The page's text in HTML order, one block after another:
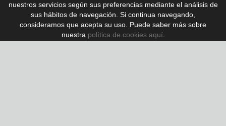
Nº Colegiado API: A 10410
Nº AICAT: 5855
www.lujo.com
nuestros servicios según sus preferencias mediante el análisis de
sus hábitos de navegación. Si continua navegando,
consideramos que acepta su uso. Puede saber más sobre
nuestra política de cookies aquí.